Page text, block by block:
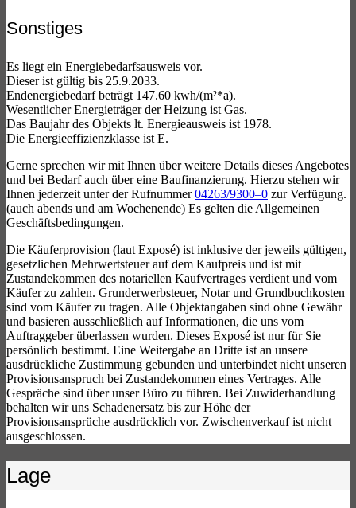
Sonstiges
Es liegt ein Energiebedarfsausweis vor.
Dieser ist gültig bis 25.9.2033.
Endenergiebedarf beträgt 147.60 kwh/(m²*a).
Wesentlicher Energieträger der Heizung ist Gas.
Das Baujahr des Objekts lt. Energieausweis ist 1978.
Die Energieeffizienzklasse ist E.
Gerne sprechen wir mit Ihnen über weitere Details dieses Angebotes
und bei Bedarf auch über eine Baufinanzierung. Hierzu stehen wir
Ihnen jederzeit unter der Rufnummer04263/9300–0 zur Verfügung.
(auch abends und am Wochenende) Es gelten die Allgemeinen
Geschäftsbedingungen.
Die Käuferprovision (laut Exposé) ist inklusive der jeweils gültigen,
gesetzlichen Mehrwertsteuer auf dem Kaufpreis und ist mit
Zustandekommen des notariellen Kaufvertrages verdient und vom
Käufer zu zahlen. Grunderwerbsteuer, Notar und Grundbuchkosten
sind vom Käufer zu tragen. Alle Objektangaben sind ohne Gewähr
und basieren ausschließlich auf Informationen, die uns vom
Auftraggeber überlassen wurden. Dieses Exposé ist nur für Sie
persönlich bestimmt. Eine Weitergabe an Dritte ist an unsere
ausdrückliche Zustimmung gebunden und unterbindet nicht unseren
Provisionsanspruch bei Zustandekommen eines Vertrages. Alle
Gespräche sind über unser Büro zu führen. Bei Zuwiderhandlung
behalten wir uns Schadenersatz bis zur Höhe der
Provisionsansprüche ausdrücklich vor. Zwischenverkauf ist nicht
ausgeschlossen.
Lage